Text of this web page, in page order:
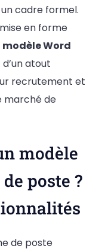
cadre formel.
en forme
modèle Word
atout
recrutement et
marché de
modèle
poste ?
de poste